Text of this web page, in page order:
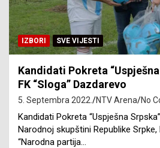
IZBORI SVE VIJESTI
Kandidati Pokreta
FK “Sloga” Dazdarevo
5. Septembra 2022. NTV Arena No
Kandidati Pokreta “Uspješna
Narodnoj skupštini Republike
“Narodna partija…